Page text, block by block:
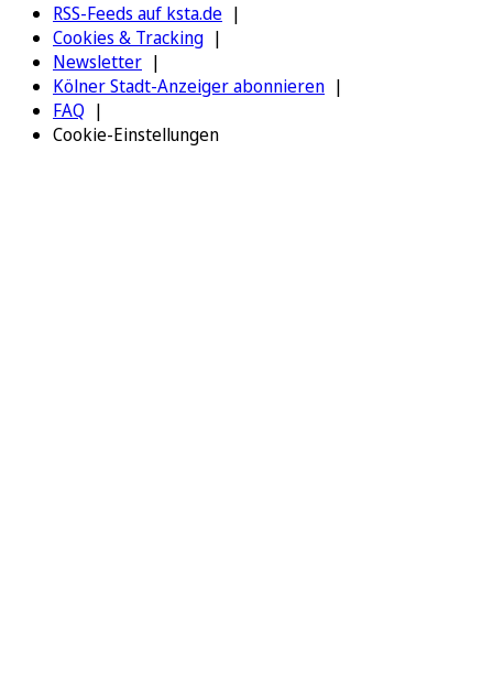
RSS-Feeds auf ksta.de
Cookies & Tracking
Newsletter
Kölner Stadt-Anzeiger abonnieren
FAQ
Cookie-Einstellungen